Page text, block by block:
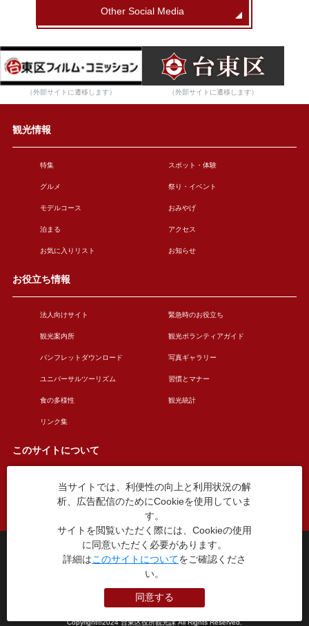
Other Social Media
（外部サイトに遷移します） （外部サイトに遷移します）
観光情報
特集 スポット・体験
グルメ 祭り・イベント
モデルコース おみやげ
泊まる アクセス
お気に入りリスト お知らせ
お役立ち情報
法人向けサイト 緊急時のお役立ち
観光案内所 観光ボランティアガイド
パンフレットダウンロード 写真ギャラリー
ユニバーサルツーリズム 習慣とマナー
食の多様性 観光統計
リンク集
このサイトについて
このサイトについて 広告掲載について
お問い合わせ
台東区役所観光課
〒110-8615 東京都台東区東上野4丁目5番6号
TEL：03-5246-1151
本WEBサイトに掲就されている全データについて無断転載・引用を禁じます。
Copyright©2024 台東区役所観光課 All Rights Reserved.
当サイトでは、利便性の向上と利用状況の解
析、広告配信のためにCookieを使用していま
す。
サイトを閲覧いただく際には、Cookieの使用
に同意いただく必要があります。
詳細はこのサイトについてをご確認くださ
い。
同意する